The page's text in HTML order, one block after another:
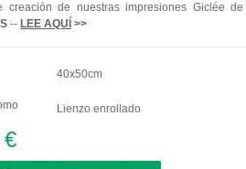
creación de nuestras impresiones Giclée
-- LEE AQUÍ >>
40x50cm
Lienzo enrollado
€